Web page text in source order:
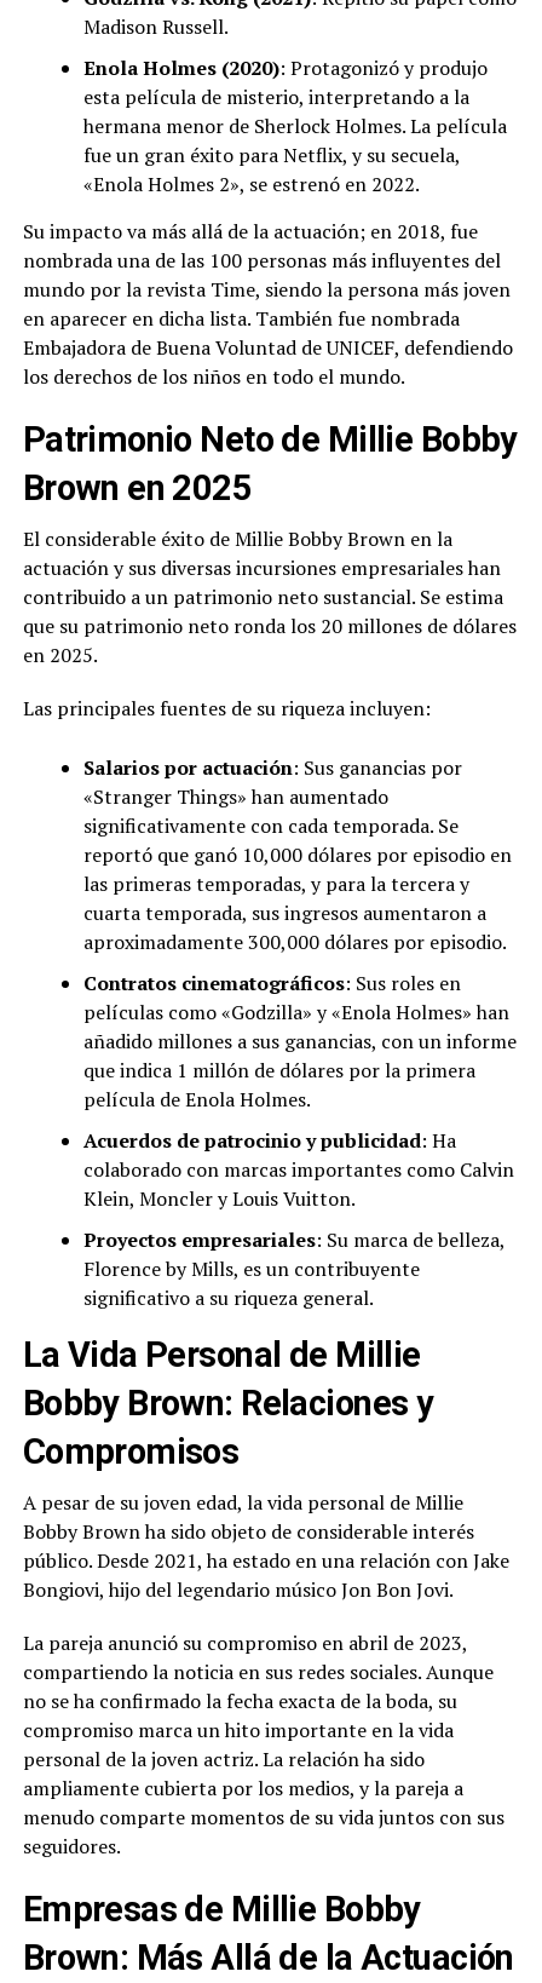
Madison Russell.
Enola Holmes (2020): Protagonizó y produjo
esta película de misterio, interpretando a la
hermana menor de Sherlock Holmes. La película
fue un gran éxito para Netflix, y su secuela,
«Enola Holmes 2», se estrenó en 2022.
Su impacto va más allá de la actuación; en 2018, fue
nombrada una de las 100 personas más influyentes del
mundo por la revista Time, siendo la persona más joven
en aparecer en dicha lista. También fue nombrada
Embajadora de Buena Voluntad de UNICEF, defendiendo
los derechos de los niños en todo el mundo.
Patrimonio Neto de Millie Bobby
Brown en 2025
El considerable éxito de Millie Bobby Brown en la
actuación y sus diversas incursiones empresariales han
contribuido a un patrimonio neto sustancial. Se estima
que su patrimonio neto ronda los 20 millones de dólares
en 2025.
Las principales fuentes de su riqueza incluyen:
Salarios por actuación: Sus ganancias por
«Stranger Things» han aumentado
significativamente con cada temporada. Se
reportó que ganó 10,000 dólares por episodio en
las primeras temporadas, y para la tercera y
cuarta temporada, sus ingresos aumentaron a
aproximadamente 300,000 dólares por episodio.
Contratos cinematográficos: Sus roles en
películas como «Godzilla» y «Enola Holmes» han
añadido millones a sus ganancias, con un informe
que indica 1 millón de dólares por la primera
película de Enola Holmes.
Acuerdos de patrocinio y publicidad: Ha
colaborado con marcas importantes como Calvin
Klein, Moncler y Louis Vuitton.
Proyectos empresariales: Su marca de belleza,
Florence by Mills, es un contribuyente
significativo a su riqueza general.
La Vida Personal de Millie
Bobby Brown: Relaciones y
Compromisos
A pesar de su joven edad, la vida personal de Millie
Bobby Brown ha sido objeto de considerable interés
público. Desde 2021, ha estado en una relación con Jake
Bongiovi, hijo del legendario músico Jon Bon Jovi.
La pareja anunció su compromiso en abril de 2023,
compartiendo la noticia en sus redes sociales. Aunque
no se ha confirmado la fecha exacta de la boda, su
compromiso marca un hito importante en la vida
personal de la joven actriz. La relación ha sido
ampliamente cubierta por los medios, y la pareja a
menudo comparte momentos de su vida juntos con sus
seguidores.
Empresas de Millie Bobby
Brown: Más Allá de la Actuación